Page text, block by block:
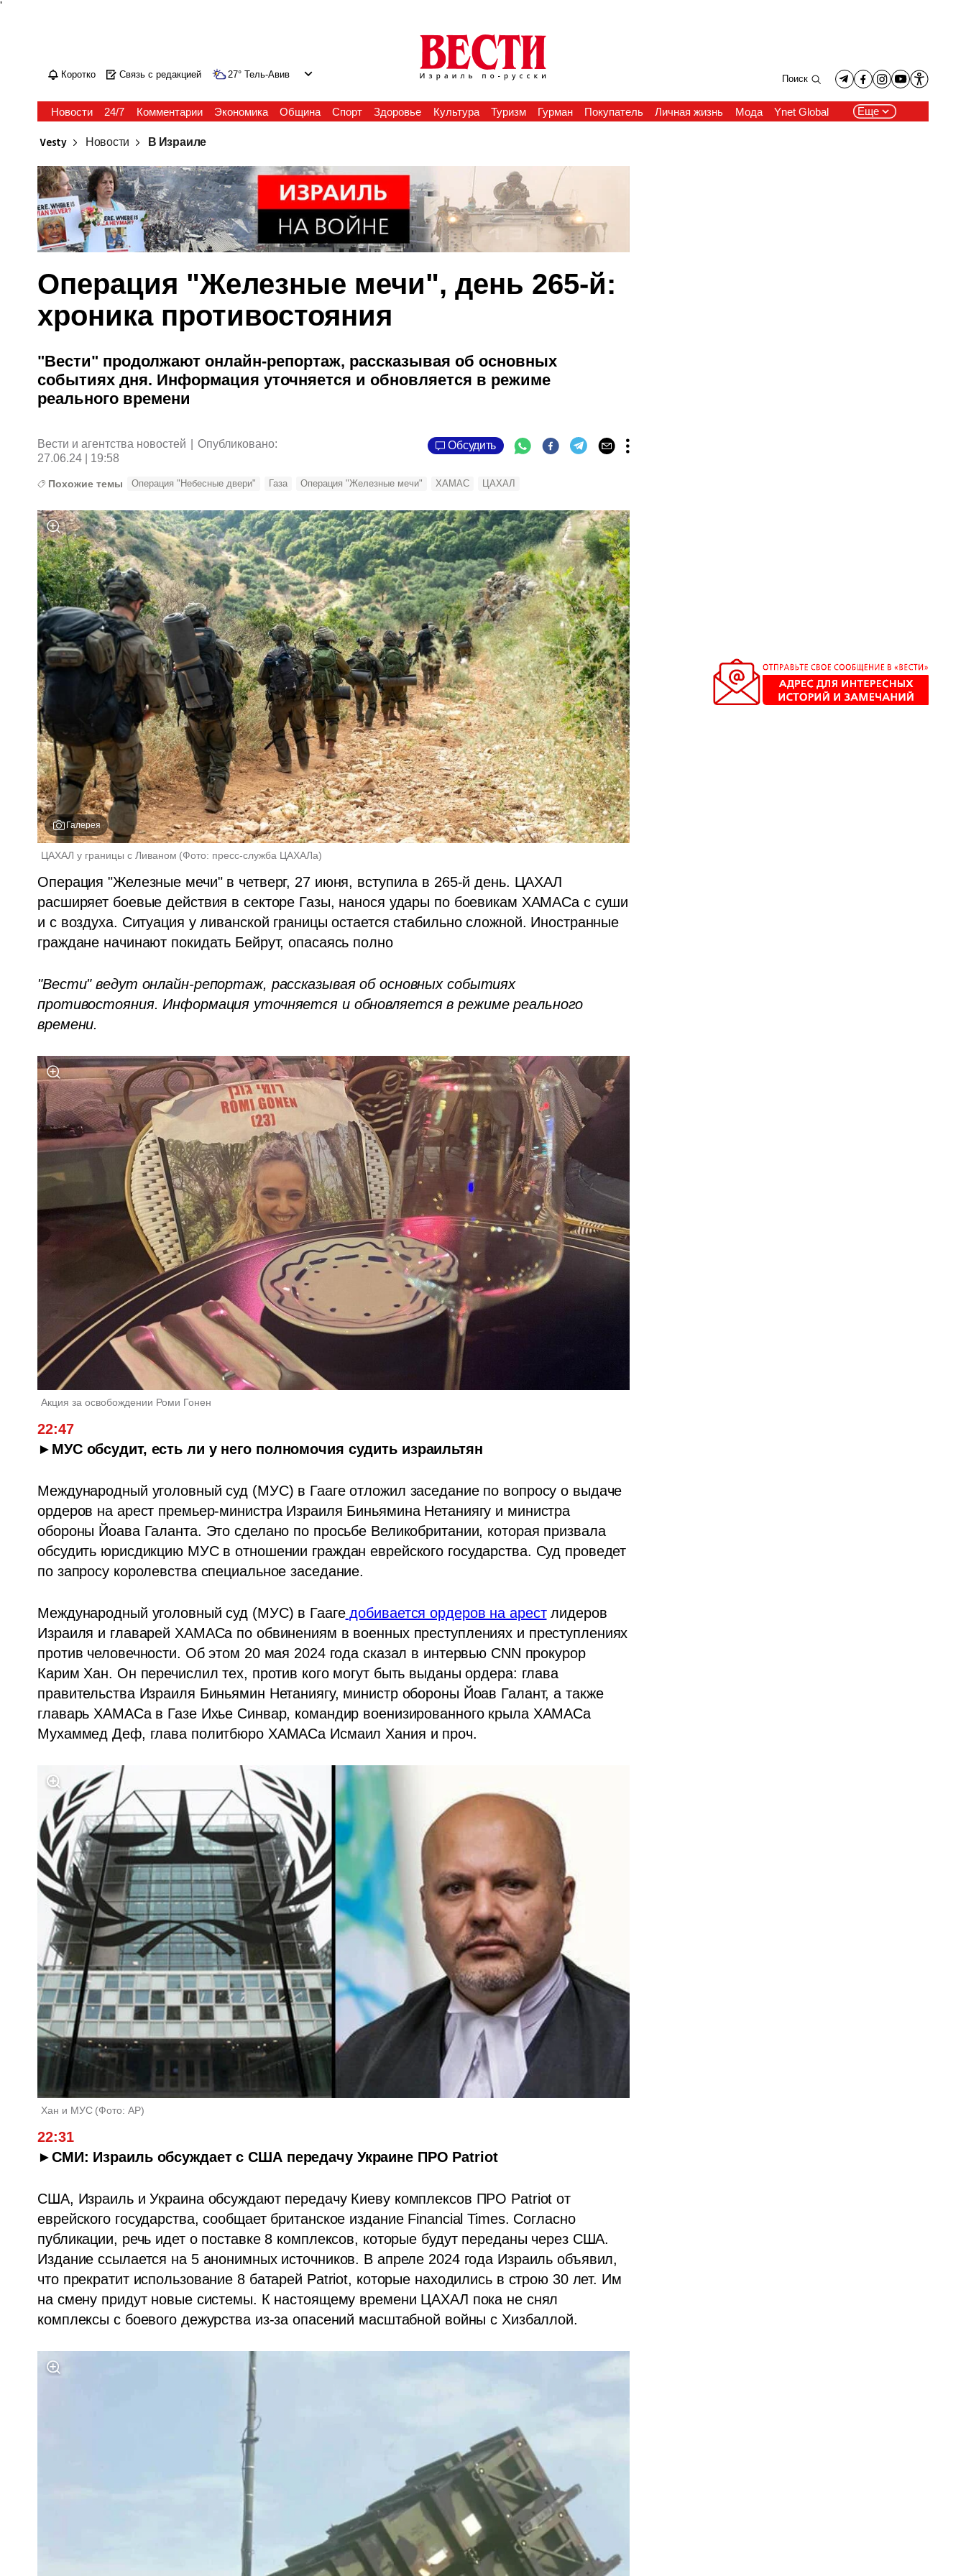
'
Коротко Связь с редакцией 27° Тель-Авив Поиск
Новости 24/7 Комментарии Экономика Община Спорт Здоровье Культура Туризм Гурман Покупатель Личная жизнь Мода Ynet Global Еще
Vesty Новости В Израиле
Операция "Железные мечи", день 265-й:
хроника противостояния
"Вести" продолжают онлайн-репортаж, рассказывая об основных
событиях дня. Информация уточняется и обновляется в режиме
реального времени
Вести и агентства новостей
Опубликовано:
27.06.24 | 19:58
Обсудить
Похожие темы Операция "Небесные двери" Газа Операция "Железные мечи" ХАМАС ЦАХАЛ
Галерея
ЦАХАЛ у границы с Ливаном (Фото: пресс-служба ЦАХАЛа)
Операция "Железные мечи" в четверг, 27 июня, вступила в 265-й день. ЦАХАЛ
расширяет боевые действия в секторе Газы, нанося удары по боевикам ХАМАСа с суши
и с воздуха. Ситуация у ливанской границы остается стабильно сложной. Иностранные
граждане начинают покидать Бейрут, опасаясь полно
"Вести" ведут онлайн-репортаж, рассказывая об основных событиях
противостояния. Информация уточняется и обновляется в режиме реального
времени.
Акция за освобождении Роми Гонен
22:47
►МУС обсудит, есть ли у него полномочия судить израильтян
Международный уголовный суд (МУС) в Гааге отложил заседание по вопросу о выдаче
ордеров на арест премьер-министра Израиля Биньямина Нетаниягу и министра
обороны Йоава Галанта. Это сделано по просьбе Великобритании, которая призвала
обсудить юрисдикцию МУС в отношении граждан еврейского государства. Суд проведет
по запросу королевства специальное заседание.
Международный уголовный суд (МУС) в Гааге добивается ордеров на арест лидеров
Израиля и главарей ХАМАСа по обвинениям в военных преступлениях и преступлениях
против человечности. Об этом 20 мая 2024 года сказал в интервью CNN прокурор
Карим Хан. Он перечислил тех, против кого могут быть выданы ордера: глава
правительства Израиля Биньямин Нетаниягу, министр обороны Йоав Галант, а также
главарь ХАМАСа в Газе Ихье Синвар, командир военизированного крыла ХАМАСа
Мухаммед Деф, глава политбюро ХАМАСа Исмаил Хания и проч.
Хан и МУС (Фото: AP)
22:31
►СМИ: Израиль обсуждает с США передачу Украине ПРО Patriot
США, Израиль и Украина обсуждают передачу Киеву комплексов ПРО Patriot от
еврейского государства, сообщает британское издание Financial Times. Согласно
публикации, речь идет о поставке 8 комплексов, которые будут переданы через США.
Издание ссылается на 5 анонимных источников. В апреле 2024 года Израиль объявил,
что прекратит использование 8 батарей Patriot, которые находились в строю 30 лет. Им
на смену придут новые системы. К настоящему времени ЦАХАЛ пока не снял
комплексы с боевого дежурства из-за опасений масштабной войны с Хизбаллой.